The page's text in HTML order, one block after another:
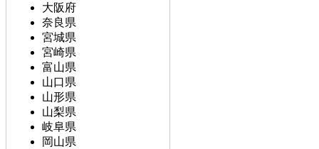
大阪府
奈良県
宮城県
宮崎県
富山県
山口県
山形県
山梨県
岐阜県
岡山県